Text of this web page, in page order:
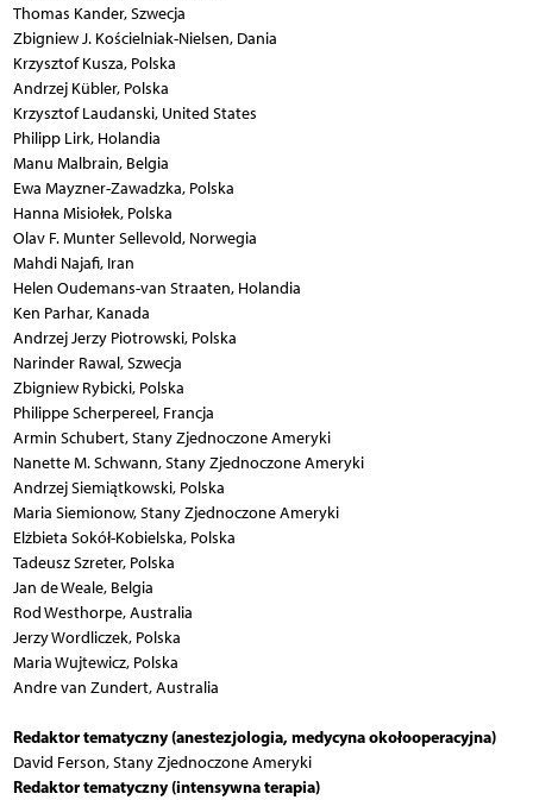
Thomas Kander, Szwecja
Zbigniew J. Kościelniak-Nielsen, Dania
Krzysztof Kusza, Polska
Andrzej Kübler, Polska
Krzysztof Laudanski, United States
Philipp Lirk, Holandia
Manu Malbrain, Belgia
Ewa Mayzner-Zawadzka, Polska
Hanna Misiołek, Polska
Olav F. Munter Sellevold, Norwegia
Mahdi Najafi, Iran
Helen Oudemans-van Straaten, Holandia
Ken Parhar, Kanada
Andrzej Jerzy Piotrowski, Polska
Narinder Rawal, Szwecja
Zbigniew Rybicki, Polska
Philippe Scherpereel, Francja
Armin Schubert, Stany Zjednoczone Ameryki
Nanette M. Schwann, Stany Zjednoczone Ameryki
Andrzej Siemiątkowski, Polska
Maria Siemionow, Stany Zjednoczone Ameryki
Elżbieta Sokół-Kobielska, Polska
Tadeusz Szreter, Polska
Jan de Weale, Belgia
Rod Westhorpe, Australia
Jerzy Wordliczek, Polska
Maria Wujtewicz, Polska
Andre van Zundert, Australia
Redaktor tematyczny (anestezjologia, medycyna okołooperacyjna)
David Ferson, Stany Zjednoczone Ameryki
Redaktor tematyczny (intensywna terapia)